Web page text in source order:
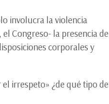
involucra la violencia
Congreso- la presencia de
corporales y
irrespeto» ¿de qué tipo de